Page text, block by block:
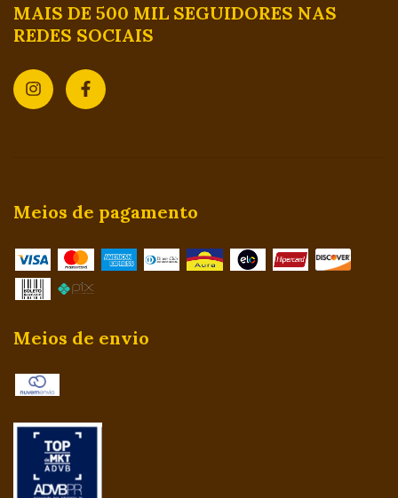
MAIS DE 500 MIL SEGUIDORES NAS
REDES SOCIAIS
Meios de pagamento
Meios de envio